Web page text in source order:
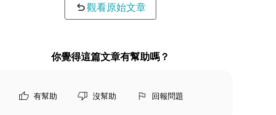
觀看原始文章
你覺得這篇文章有幫助嗎？
有幫助 沒幫助 回報問題